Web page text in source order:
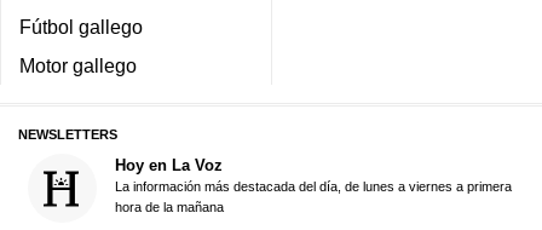
Fútbol gallego
Motor gallego
NEWSLETTERS
Hoy en La Voz
La información más destacada del día, de lunes a viernes a primera
hora de la mañana